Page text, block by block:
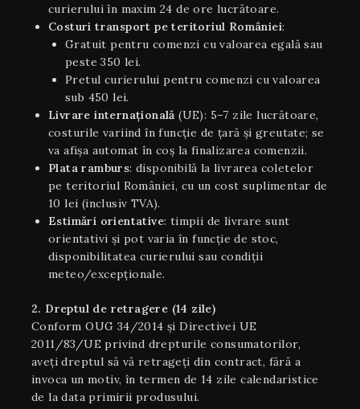
curierului în maxim 24 de ore lucrătoare.
Costuri transport pe teritoriul României:
Gratuit pentru comenzi cu valoarea egală sau
peste 350 lei.
Pretul curierului pentru comenzi cu valoarea
sub 450 lei.
Livrare internaţională (UE): 5–7 zile lucrătoare,
costurile variind în funcție de țară și greutate; se
va afișa automat în coș la finalizarea comenzii.
Plata ramburs: disponibilă la livrarea coletelor
pe teritoriul României, cu un cost suplimentar de
10 lei (inclusiv TVA).
Estimări orientative: timpii de livrare sunt
orientativi şi pot varia în funcție de stoc,
disponibilitatea curierului sau condiții
meteo/excepționale.
2. Dreptul de retragere (14 zile)
Conform OUG 34/2014 și Directivei UE
2011/83/UE privind drepturile consumatorilor,
aveți dreptul să vă retrageți din contract, fără a
invoca un motiv, în termen de 14 zile calendaristice
de la data primirii produsului.